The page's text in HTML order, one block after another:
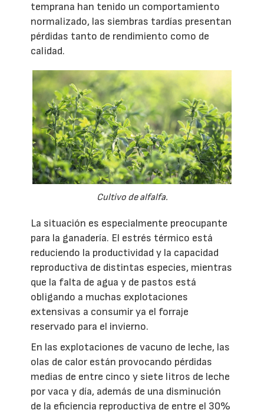
temprana han tenido un comportamiento
normalizado, las siembras tardías presentan
pérdidas tanto de rendimiento como de
calidad.
Cultivo de alfalfa.
La situación es especialmente preocupante
para la ganadería. El estrés térmico está
reduciendo la productividad y la capacidad
reproductiva de distintas especies, mientras
que la falta de agua y de pastos está
obligando a muchas explotaciones
extensivas a consumir ya el forraje
reservado para el invierno.
En las explotaciones de vacuno de leche, las
olas de calor están provocando pérdidas
medias de entre cinco y siete litros de leche
por vaca y día, además de una disminución
de la eficiencia reproductiva de entre el 30%